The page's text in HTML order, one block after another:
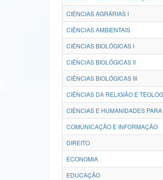
CIÊNCIAS AGRÁRIAS I
CIÊNCIAS AMBIENTAIS
CIÊNCIAS BIOLÓGICAS I
CIÊNCIAS BIOLÓGICAS II
CIÊNCIAS BIOLÓGICAS III
CIÊNCIAS DA RELIGIÃO E
CIÊNCIAS E HUMANIDADES
COMUNICAÇÃO E INFORMAÇÃO
DIREITO
ECONOMIA
EDUCAÇÃO